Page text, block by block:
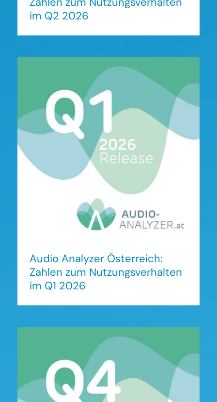
im Q2 2026
Audio Analyzer Österreich:
Zahlen zum
Nutzungsverhalten im Q1
2026
Audio Analyzer Österreich:
Zahlen zum Nutzungsverhalten
im Q1 2026